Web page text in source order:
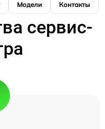
Модели Контакты
сервис-